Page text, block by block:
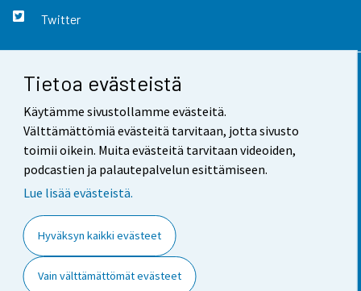
Tietoa evästeistä
Käytämme sivustollamme evästeitä.
Välttämättömiä evästeitä tarvitaan, jotta sivusto
toimii oikein. Muita evästeitä tarvitaan videoiden,
podcastien ja palautepalvelun esittämiseen.
Lue lisää evästeistä.
Hyväksyn kaikki evästeet
Vain välttämättömät evästeet
Twitter
Kontaktinformation
Respons
Användarvillkor
Tillgänglighet
Information om webbplatsen
Cookie-inställningar